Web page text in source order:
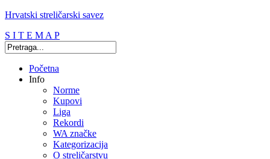
Hrvatski streličarski savez
S I T E M A P
Početna
Info
Norme
Kupovi
Liga
Rekordi
WA značke
Kategorizacija
O streličarstvu